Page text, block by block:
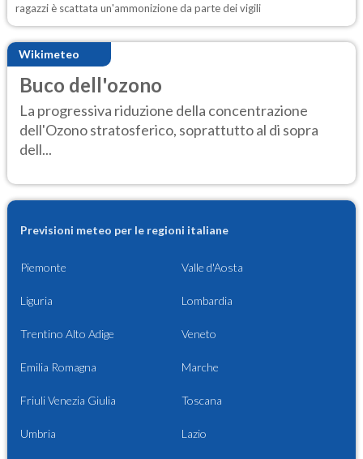
Wikimeteo
Buco dell'ozono
La progressiva riduzione della concentrazione
dell'Ozono stratosferico, soprattutto al di sopra
dell...
ragazzi è scattata un'ammonizione da parte dei vigili
Previsioni meteo per le regioni italiane
Piemonte Valle d'Aosta
Liguria Lombardia
Trentino Alto Adige Veneto
Emilia Romagna Marche
Friuli Venezia Giulia Toscana
Umbria Lazio